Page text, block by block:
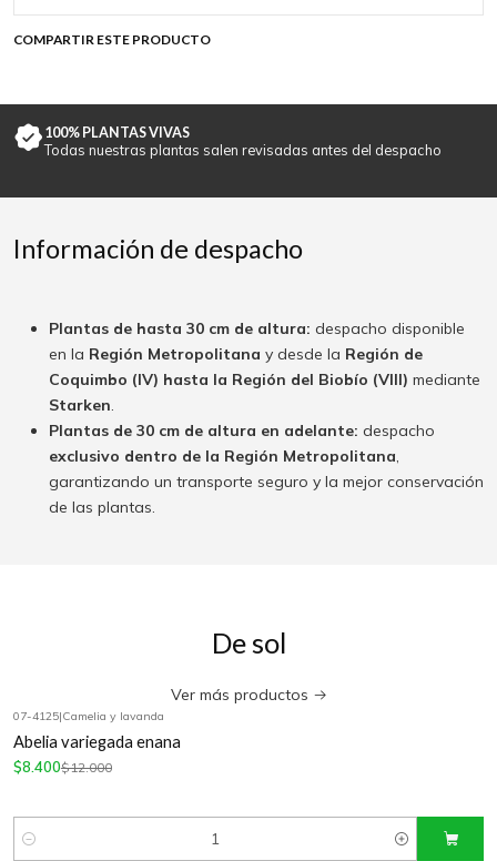
COMPARTIR ESTE PRODUCTO
100% PLANTAS VIVAS
Todas nuestras plantas salen revisadas antes del despacho
Información de despacho
Plantas de hasta 30 cm de altura: despacho disponible
en la Región Metropolitana y desde la Región de
Coquimbo (IV) hasta la Región del Biobío (VIII) mediante
Starken.
Plantas de 30 cm de altura en adelante: despacho
exclusivo dentro de la Región Metropolitana,
garantizando un transporte seguro y la mejor conservación
de las plantas.
De sol
Ver más productos
07-4125|Camelia y lavanda
Abelia variegada enana
$8.400$12.000
Cantidad